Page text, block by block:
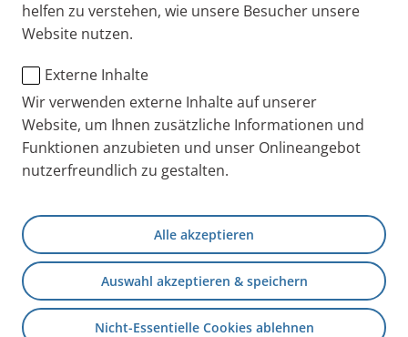
helfen zu verstehen, wie unsere Besucher unsere
Website nutzen.
Externe Inhalte
Wir verwenden externe Inhalte auf unserer
Website, um Ihnen zusätzliche Informationen und
Funktionen anzubieten und unser Onlineangebot
nutzerfreundlich zu gestalten.
Alle akzeptieren
Auswahl akzeptieren & speichern
Nicht-Essentielle Cookies ablehnen
erinnert Sie einmal jährlich per E-Mail
an Ihren Kompressor-Check.
Nach der Garantiezeit erlischt die
Erinnerungsfunktion automatisch.
Erinnerung